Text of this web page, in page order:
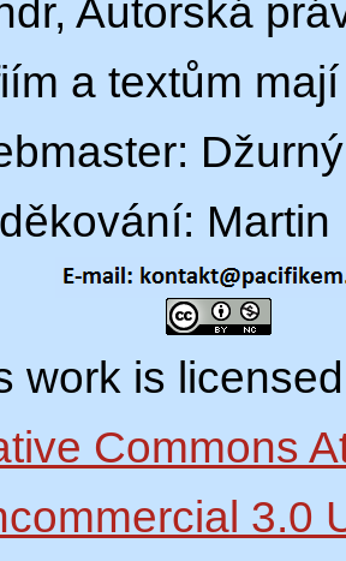
Autorská
a textům
Martin
work is
Commons
3.0